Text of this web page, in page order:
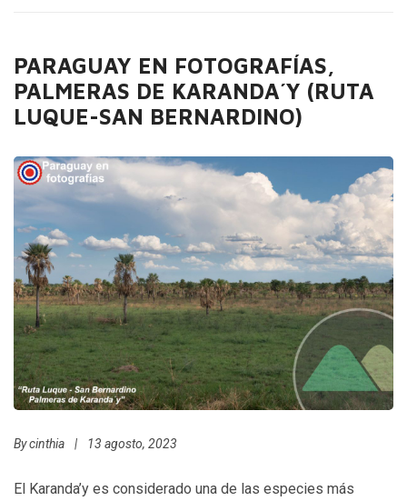
PARAGUAY EN FOTOGRAFÍAS,
PALMERAS DE KARANDA´Y (RUTA
LUQUE-SAN BERNARDINO)
Bycinthia | 13 agosto, 2023
El Karanda’y es considerado una de las especies más